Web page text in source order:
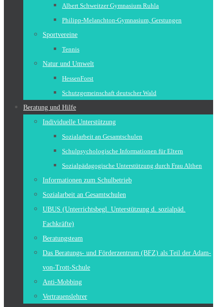
Albert Schweitzer Gymnasium Ruhla
Philipp-Melanchton-Gymnasium, Gerstungen
Sportvereine
Tennis
Natur und Umwelt
HessenForst
Schutzgemeinschaft deutscher Wald
Beratung und Hilfe
Individuelle Unterstützung
Sozialarbeit an Gesamtschulen
Schulpsychologische Informationen für Eltern
Sozialpädagogische Unterstützung durch Frau Althen
Informationen zum Schulbetrieb
Sozialarbeit an Gesamtschulen
UBUS (Unterrichtsbegl. Unterstützung d. sozialpäd.
Fachkräfte)
Beratungsteam
Das Beratungs- und Förderzentrum (BFZ) als Teil der Adam-
von-Trott-Schule
Anti-Mobbing
Vertrauenslehrer